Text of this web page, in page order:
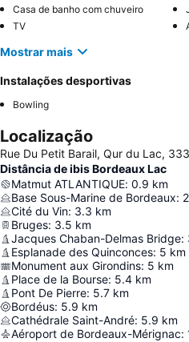
Casa de banho com chuveiro
TV
Mostrar mais
Instalações desportivas
Bowling
Localização
Rue Du Petit Barail, Qur du Lac,
Distância de ibis Bordeaux Lac
Matmut ATLANTIQUE: 0.9 km
Base Sous-Marine de Bordeaux:
Cité du Vin: 3.3 km
Bruges: 3.5 km
Jacques Chaban-Delmas Bridge:
Esplanade des Quinconces: 5 km
Monument aux Girondins: 5 km
Place de la Bourse: 5.4 km
Pont De Pierre: 5.7 km
Bordéus: 5.9 km
Cathédrale Saint-André: 5.9 km
Aéroport de Bordeaux-Mérignac: